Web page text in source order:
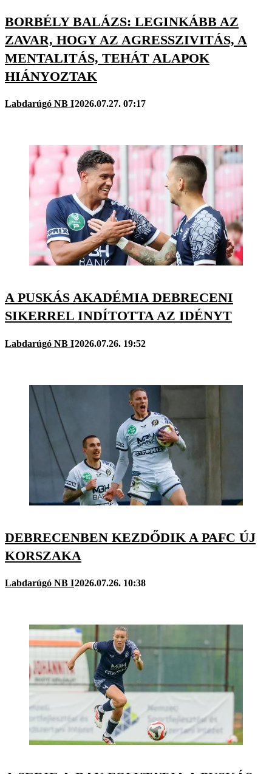
BORBÉLY BALÁZS: LEGINKÁBB AZ
ZAVAR, HOGY AZ AGRESSZIVITÁS, A
MENTALITÁS, TEHÁT ALAPOK
HIÁNYOZTAK
Labdarúgó NB I2026.07.27. 07:17
A PUSKÁS AKADÉMIA DEBRECENI
SIKERREL INDÍTOTTA AZ IDÉNYT
Labdarúgó NB I2026.07.26. 19:52
DEBRECENBEN KEZDŐDIK A PAFC ÚJ
KORSZAKA
Labdarúgó NB I2026.07.26. 10:38